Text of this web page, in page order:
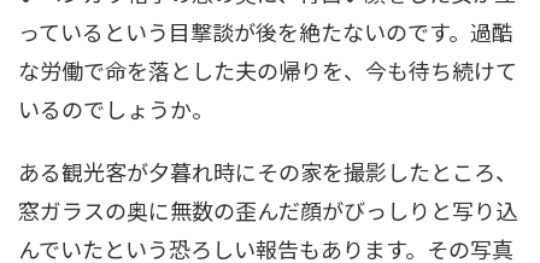
っているという目撃談が後を絶たないのです。過酷
な労働で命を落とした夫の帰りを、今も待ち続けて
いるのでしょうか。
ある観光客が夕暮れ時にその家を撮影したところ、
窓ガラスの奥に無数の歪んだ顔がびっしりと写り込
んでいたという恐ろしい報告もあります。その写真